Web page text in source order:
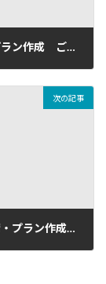
【2022年5月 確認申請・性能評価申請・プラン作成 ご依頼頂き完了致しました】
次の記事
【2023年5月 確認申請・長期優良住宅申請・プラン作成 ご依頼頂き完了致しました】